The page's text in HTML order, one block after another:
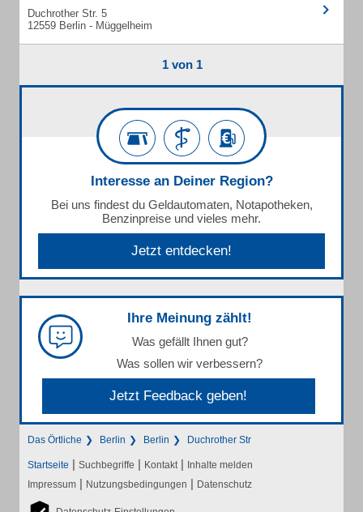
Duchrother Str. 5
12559 Berlin - Müggelheim
1 von 1
Interesse an Deiner Region?
Bei uns findest du Geldautomaten, Notapotheken,
Benzinpreise und vieles mehr.
Jetzt entdecken!
Ihre Meinung zählt!
Was gefällt Ihnen gut?
Was sollen wir verbessern?
Jetzt Feedback geben!
Das Örtliche Berlin Berlin Duchrother Str
Startseite | Suchbegriffe | Kontakt | Inhalte melden
Impressum | Nutzungsbedingungen | Datenschutz